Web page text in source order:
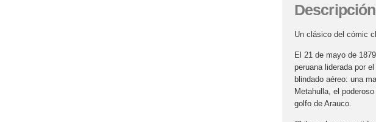
Descripción
Un clásico del cómic
El 21 de mayo de
peruana liderada por
blindado aéreo: una
Metahulla, el
golfo de Arauco.